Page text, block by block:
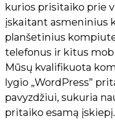
kurios prisitaiko prie
įskaitant asmeninius
planšetinius
telefonus ir kitus
Mūsų kvalifikuota
lygio „WordPress”
pavyzdžiui, sukuria
pritaiko esamą įskiepį.